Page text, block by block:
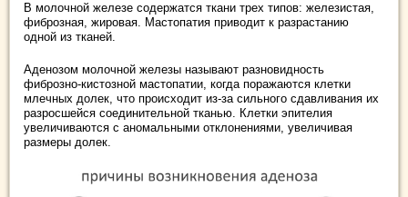
В молочной железе содержатся ткани трех типов: железистая,
фиброзная, жировая. Мастопатия приводит к разрастанию
одной из тканей.
Аденозом молочной железы называют разновидность
фиброзно-кистозной мастопатии, когда поражаются клетки
млечных долек, что происходит из-за сильного сдавливания их
разросшейся соединительной тканью. Клетки эпителия
увеличиваются с аномальными отклонениями, увеличивая
размеры долек.